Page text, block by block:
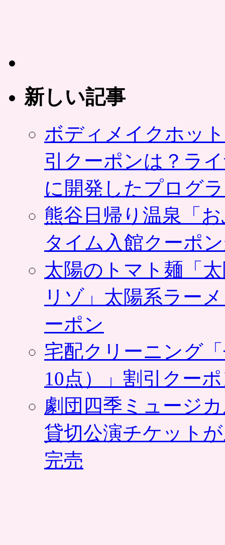
新しい記事
ボディメイクホッ
引クーポンは？ラ
に開発したプログ
熊谷日帰り温泉「
タイム入館クーポ
太陽のトマト麺「
リゾ」太陽系ラー
ーポン
宅配クリーニング
10点）」割引クー
劇団四季ミュージ
貸切公演チケット
完売